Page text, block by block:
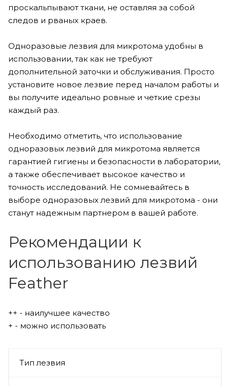
проскальпывают ткани, не оставляя за собой
следов и рваных краев.
Одноразовые лезвия для микротома удобны в
использовании, так как не требуют
дополнительной заточки и обслуживания. Просто
установите новое лезвие перед началом работы и
вы получите идеально ровные и четкие срезы
каждый раз.
Необходимо отметить, что использование
одноразовых лезвий для микротома является
гарантией гигиены и безопасности в лаборатории,
а также обеспечивает высокое качество и
точность исследований. Не сомневайтесь в
выборе одноразовых лезвий для микротома - они
станут надежным партнером в вашей работе.
Рекомендации к
использованию лезвий
Feather
++ - наилучшее качество
+ - можно использовать
Тип лезвия